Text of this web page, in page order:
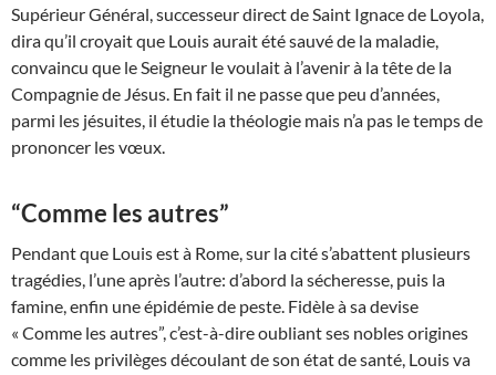
Supérieur Général, successeur direct de Saint Ignace de Loyola,
dira qu’il croyait que Louis aurait été sauvé de la maladie,
convaincu que le Seigneur le voulait à l’avenir à la tête de la
Compagnie de Jésus. En fait il ne passe que peu d’années,
parmi les jésuites, il étudie la théologie mais n’a pas le temps de
prononcer les vœux.
“Comme les autres”
Pendant que Louis est à Rome, sur la cité s’abattent plusieurs
tragédies, l’une après l’autre: d’abord la sécheresse, puis la
famine, enfin une épidémie de peste. Fidèle à sa devise
« Comme les autres”, c’est-à-dire oubliant ses nobles origines
comme les privilèges découlant de son état de santé, Louis va